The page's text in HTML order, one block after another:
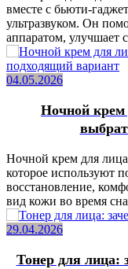
вместе с бьюти-
ультразвуком. Он
аппаратом, улучшает
04.05.2026
Ночной крем
Ночной крем для
которое используют
восстановление,
вид кожи во время
29.04.2026
Тонер для лица: